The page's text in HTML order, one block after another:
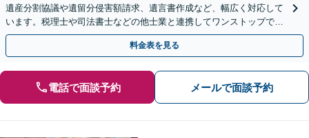
遺産分割協議や遺留分侵害額請求、遺言書作成など、幅広く対応して
います。税理士や司法書士などの他士業と連携してワンストップでの
解決が可能です。ぜひご相談ください。
料金表を見る
電話で面談予約 メールで面談予約